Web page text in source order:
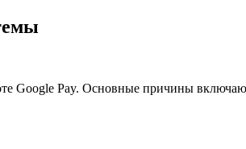
Google Pay. Основные причины